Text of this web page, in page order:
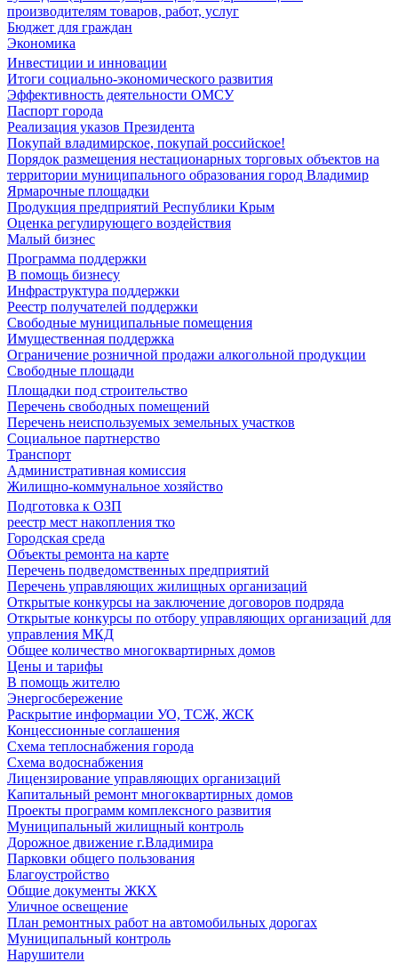
производителям товаров, работ, услуг
Бюджет для граждан
Экономика
Инвестиции и инновации
Итоги социально-экономического развития
Эффективность деятельности ОМСУ
Паспорт города
Реализация указов Президента
Покупай владимирское, покупай российское!
Порядок размещения нестационарных торговых объектов на
территории муниципального образования город Владимир
Ярмарочные площадки
Продукция предприятий Республики Крым
Оценка регулирующего воздействия
Малый бизнес
Программа поддержки
В помощь бизнесу
Инфраструктура поддержки
Реестр получателей поддержки
Свободные муниципальные помещения
Имущественная поддержка
Ограничение розничной продажи алкогольной продукции
Свободные площади
Площадки под строительство
Перечень свободных помещений
Перечень неиспользуемых земельных участков
Социальное партнерство
Транспорт
Административная комиссия
Жилищно-коммунальное хозяйство
Подготовка к ОЗП
реестр мест накопления тко
Городская среда
Объекты ремонта на карте
Перечень подведомственных предприятий
Перечень управляющих жилищных организаций
Открытые конкурсы на заключение договоров подряда
Открытые конкурсы по отбору управляющих организаций для
управления МКД
Общее количество многоквартирных домов
Цены и тарифы
В помощь жителю
Энергосбережение
Раскрытие информации УО, ТСЖ, ЖСК
Концессионные соглашения
Схема теплоснабжения города
Схема водоснабжения
Лицензирование управляющих организаций
Капитальный ремонт многоквартирных домов
Проекты программ комплексного развития
Муниципальный жилищный контроль
Дорожное движение г.Владимира
Парковки общего пользования
Благоустройство
Общие документы ЖКХ
Уличное освещение
План ремонтных работ на автомобильных дорогах
Муниципальный контроль
Нарушители